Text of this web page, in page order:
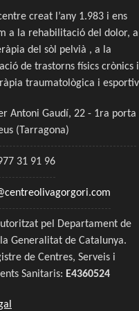
creat l’any 1.983 i ens
a la rehabilitació del dolor, a
del sòl pelvià , a la
de trastorns físics crònics
traumatològica i
Antoni Gaudí, 22 - 1ra porta
(Tarragona)
31 91 96
pel Departament de
Generalitat de Catalunya.
de Centres, Serveis i
Sanitaris: E4360524